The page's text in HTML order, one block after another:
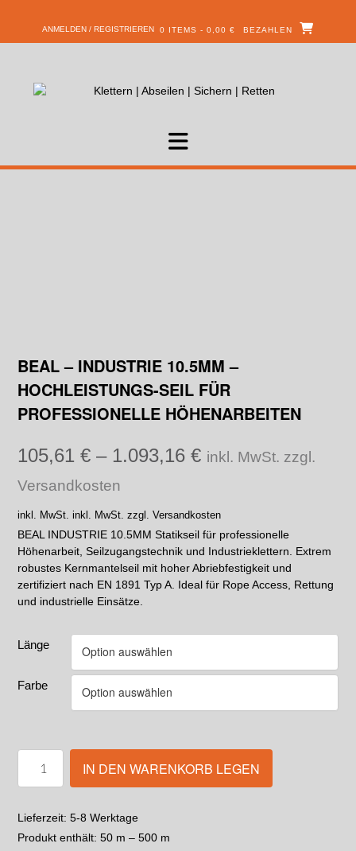
ANMELDEN / REGISTRIEREN 0 ITEMS - 0,00 € BEZAHLEN
BEAL – INDUSTRIE 10.5MM –
HOCHLEISTUNGS-SEIL FÜR
PROFESSIONELLE HÖHENARBEITEN
105,61 € – 1.093,16 € inkl. MwSt. zzgl.
Versandkosten
inkl. MwSt. inkl. MwSt. zzgl. Versandkosten
BEAL INDUSTRIE 10.5MM Statikseil für professionelle
Höhenarbeit, Seilzugangstechnik und Industrieklettern. Extrem
robustes Kernmantelseil mit hoher Abriebfestigkeit und
zertifiziert nach EN 1891 Typ A. Ideal für Rope Access, Rettung
und industrielle Einsätze.
Länge
Farbe
IN DEN WARENKORB LEGEN
Lieferzeit: 5-8 Werktage
Produkt enthält: 50 m – 500 m